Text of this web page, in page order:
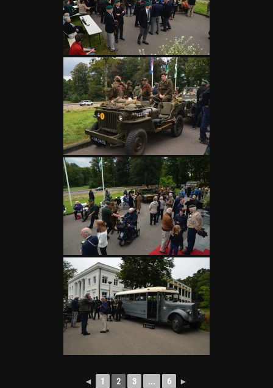
◄ 1 2 3 ... 6 ►